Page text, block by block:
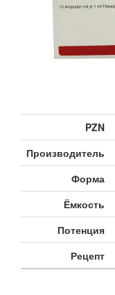
PZN
Производитель
Форма
Ёмкость
Потенция
Рецепт